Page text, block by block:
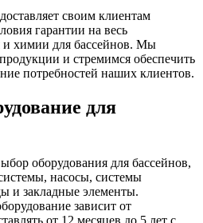
своим клиентам
гарантии на весь
и химии для бассейнов. Мы
и стремимся обеспечить
потребностей наших клиентов.
для
оборудования для бассейнов,
насосы, системы
и закладные элементы.
зависит от
от 12 месяцев до 5 лет с